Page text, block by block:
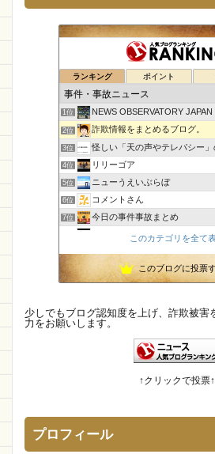
FENOBUYONLINE
COTUMN
ネットショッピング
PRECISE
COLLECTION
ANTEATER
オークション
メアリー
キャラクター
キティちゃん
Plf専門ショッ
楽器
Seedcoms
エービーシーマート
Sie
GOLDJAPAN
orelof
ブランド探検隊
電動アシスト
Bestsign
詐欺情報まとめ
ロゴス
REVOL 出品限
MIUかお
JNTO
お問い合わせ
セ
サンシャイン
ランキング ポイント
1位 NEWS OBSERVATORY JAPAN
2位 詐欺情報をまとめるブログ。
3位 怪しい「天の声やテレパシー」
4位 リリーゴア
5位 ニューうえいぶらぼ
6位 コメントさん
7位 今日の事件事故まとめ
CamTalk〜生活情報サイト
9位 執務室
10位 【国内・海外】ニュースまとめ【芸能
13位 IT派遣営業マン「テル」が教える人
マダムとセニョリータのニュ
幽霊食口さんのメッセージ?
このカテゴリを全て
このブログに投票
少しでもブログ認知度を上げ、詐欺被害
力をお願いします。
↑クリックで投票↑
プロフィール